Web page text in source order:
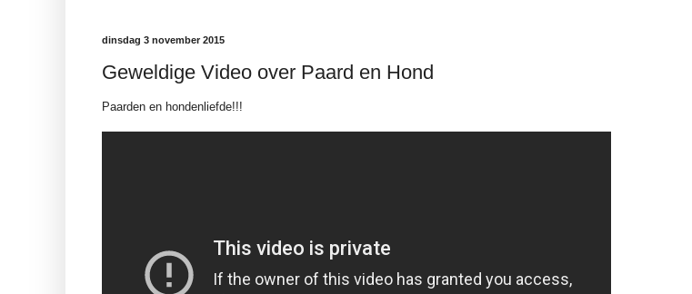
dinsdag 3 november 2015
Geweldige Video over Paard en Hond
Paarden en hondenliefde!!!